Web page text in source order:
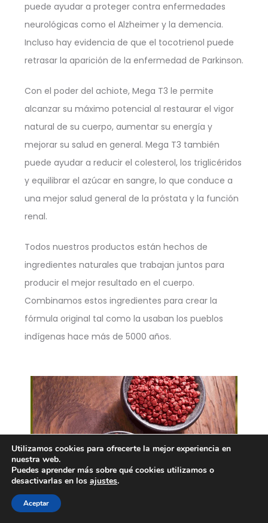
puede ayudar a proteger contra enfermedades
neurológicas como el Alzheimer y la demencia.
Incluso hay evidencia de que el tocotrienol puede
retrasar la aparición de la enfermedad de Parkinson.
Con el poder del achiote, Mega T3 le permite
alcanzar su máximo potencial al restaurar el vigor
natural de su cuerpo, aumentar su energía y
mejorar su salud en general. Mega T3 también
puede ayudar a reducir el colesterol, los triglicéridos
y equilibrar el azúcar en sangre, lo que conduce a
una mejor salud general de la próstata y la función
renal.
Todos nuestros productos están hechos de
ingredientes naturales que trabajan juntos para
producir el mejor resultado en el cuerpo.
Combinamos estos ingredientes para crear la
fórmula original tal como la usaban los pueblos
indígenas hace más de 5000 años.
Utilizamos cookies para ofrecerte la mejor experiencia en
nuestra web.
Puedes aprender más sobre qué cookies utilizamos o
desactivarlas en los ajustes.
Aceptar